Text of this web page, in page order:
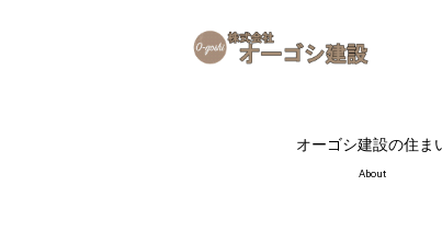
オーゴシ建設の住ま
About